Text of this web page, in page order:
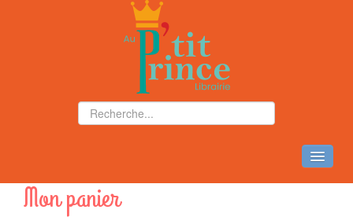
ACCUEIL
NOS ACTIVITÉS
Mon panier